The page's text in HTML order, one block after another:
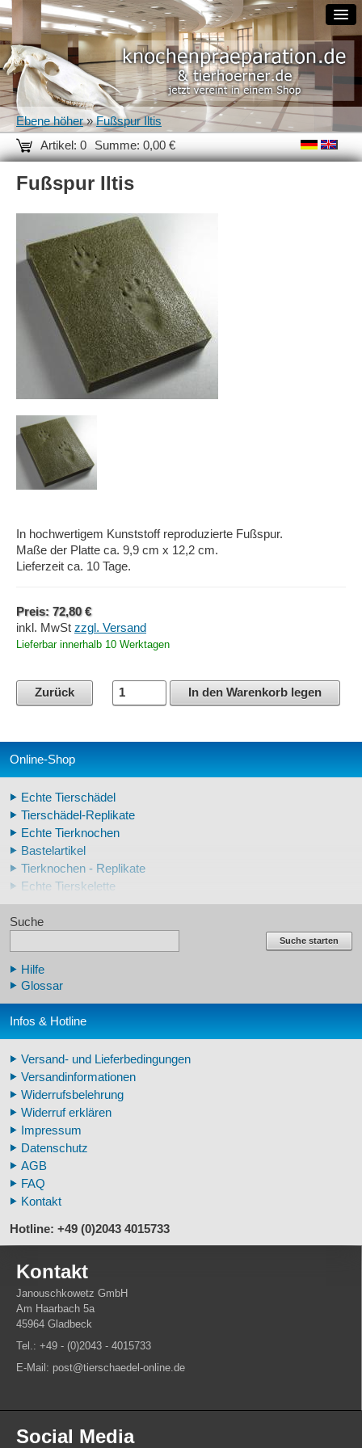
Artikel: 0 Summe: 0,00 €
Ebene höher»Fußspur Iltis
Fußspur Iltis
In hochwertigem Kunststoff reproduzierte Fußspur.
Maße der Platte ca. 9,9 cm x 12,2 cm.
Lieferzeit ca. 10 Tage.
Preis: 72,80 €
inkl. MwSt zzgl. Versand
Lieferbar innerhalb 10 Werktagen
Zurück In den Warenkorb legen
Online-Shop
Echte Tierschädel
Tierschädel-Replikate
Echte Tierknochen
Bastelartikel
Tierknochen - Replikate
Echte Tierskelette
Echte Tierzähne
Krallen- und Zahnreplikate
Schädelreplikate Mensch
Knochenreplikate Mensch
Arm-/Beinskelette Mensch
Zähne Warzenschwein
Veterinär - Lehrmittel
Fossilreplikate Mensch
Pferdemähnen
Fußspuren museal
Tierhörner
Suche
Suche starten
Hilfe
Glossar
Infos & Hotline
Versand- und Lieferbedingungen
Versandinformationen
Widerrufsbelehrung
Widerruf erklären
Impressum
Datenschutz
AGB
FAQ
Kontakt
Hotline: +49 (0)2043 4015733
Kontakt
Janouschkowetz GmbH
Am Haarbach 5a
45964 Gladbeck
Tel.: +49 - (0)2043 - 4015733
E-Mail: post@tierschaedel-online.de
Social Media